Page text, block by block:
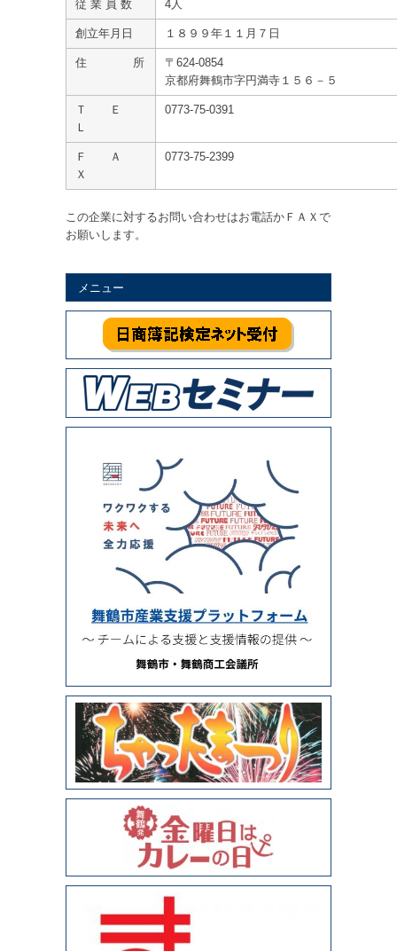
従 業 員 数 4人
創立年月日 １８９９年１１月７日
住 所
〒624-0854
京都府舞鶴市字円満寺１５６－５
Ｔ Ｅ
Ｌ
0773-75-0391
Ｆ Ａ
Ｘ
0773-75-2399
この企業に対するお問い合わせはお電話かＦＡＸで
お願いします。
メニュー